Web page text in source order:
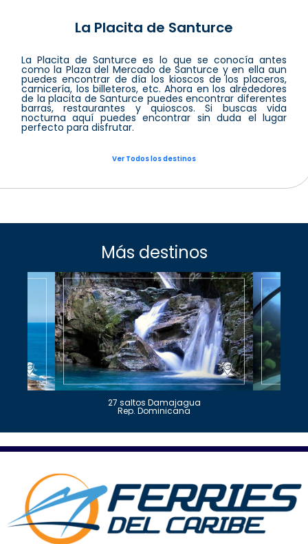
La Placita de Santurce
La Placita de Santurce es lo que se conocía antes
como la Plaza del Mercado de Santurce y en ella aun
puedes encontrar de día los kioscos de los placeros,
carnicería, los billeteros, etc. Ahora en los alrededores
de la placita de Santurce puedes encontrar diferentes
barras, restaurantes y quioscos. Si buscas vida
nocturna aquí puedes encontrar sin duda el lugar
perfecto para disfrutar.
Ver Todos los destinos
Más destinos
27 saltos Damajagua
Rep. Dominicana